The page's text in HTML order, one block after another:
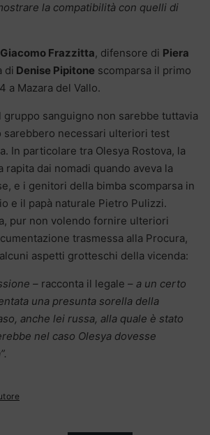
la compatibilità con quelli di
Giacomo Frazzitta, difensore di Piera
di Denise Pipitone scomparsa il primo
a Mazara del Vallo.
gruppo sanguigno non sarebbe tuttavia
sarebbero necessari ulteriori test
In particolare tra Olesya Rostova, la
rapita dai nomadi quando aveva la
e i genitori della bimba scomparsa in
e il papà naturale Pietro Pulizzi.
pur non volendo fornire ulteriori
trasmessa alla Procura,
aspetti grotteschi della vicenda:
– racconta il legale – a un certo
una presunta sorella della
anche lei russa, alla quale è stato
nel caso Olesya dovesse